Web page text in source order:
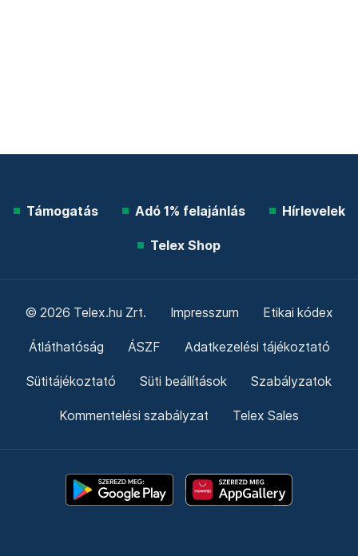
Támogatás Adó 1% felajánlás Hírlevelek
Telex Shop
© 2026 Telex.hu Zrt. Impresszum Etikai kódex
Átláthatóság ÁSZF Adatkezelési tájékoztató
Sütitájékoztató Süti beállítások Szabályzatok
Kommentelési szabályzat Telex Sales